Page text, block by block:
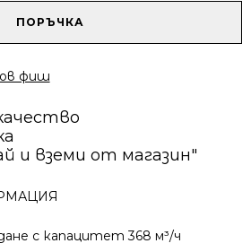
ПОРЪЧКА
фиш
и вземи от магазин"
с капацитет 368 м³/ч